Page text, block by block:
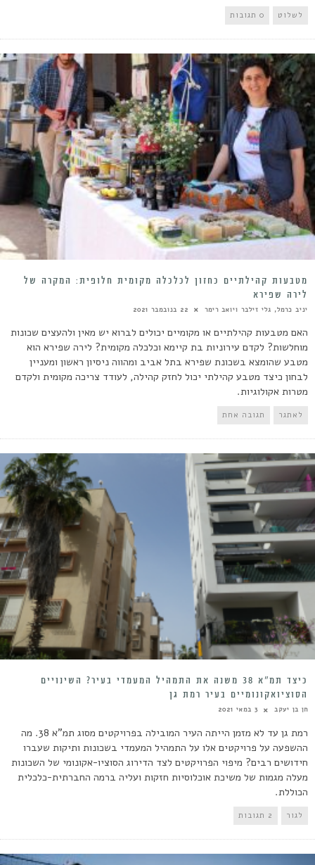
לשלוט 0 תגובות
מטבעות קהילתיים כחזון לכלכלה מקומית חלופית: המקרה של
לירה שפירא
יניב כרמל, גלי זילבר ויואב רימר 22 בנובמבר 2021
האם מטבעות קהילתיים או מקומיים יכולים לברוא יש מאין ולהעצים שכונות
מוחלשות? לקדם עירוניות בת קיימא וכלכלה מקומית? לירה שפירא הוא
מטבע שהומצא בשכונת שפירא בתל אביב ומהווה ניסיון ראשון ומעניין
לבחון כיצד מטבע קהילתי יכול לחזק קהילה, לעודד צריכה מקומית ולקדם
מטרות אקולוגיות.
לאתגר תגובה אחת
כיצד תמ”א 38 משנה את התמהיל המעמדי בעיר? השינויים
הסוציואקונומיים בעיר רמת גן
חן בן יעקב 3 במאי 2021
רמת גן עד לא מזמן הייתה העיר המובילה בפרויקטים מסוג תמ"א 38. מה
ההשפעה על פרויקטים אלו על התמהיל המעמדי בשכונות ותיקות שעברו
חידושים רבים? מיפוי הפרויקטים לצד הדירוג הסוציו-אקונומי של השכונות
מעלה מגמות של משיכת אוכלוסיות חזקות ועליה ברמה החברתית-כלכלית
הכוללת.
לגור 2 תגובות